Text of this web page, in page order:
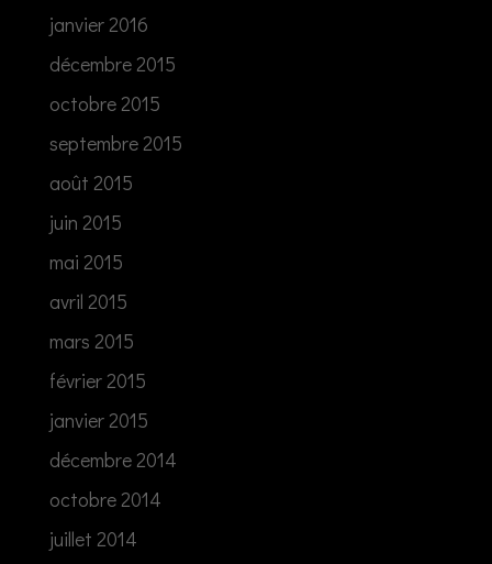
janvier 2016
décembre 2015
octobre 2015
septembre 2015
août 2015
juin 2015
mai 2015
avril 2015
mars 2015
février 2015
janvier 2015
décembre 2014
octobre 2014
juillet 2014